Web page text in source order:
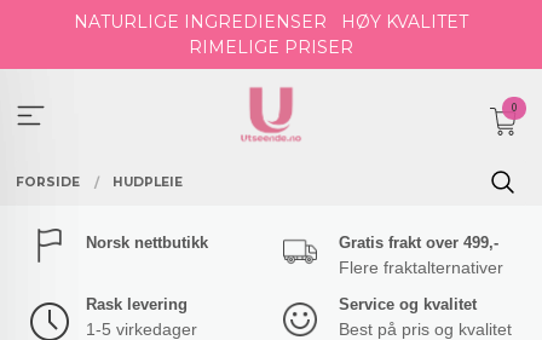
NATURLIGE INGREDIENSER
HØY KVALITET
RIMELIGE PRISER
0
FORSIDE HUDPLEIE
Norsk nettbutikk Gratis frakt over 499,-
Flere fraktalternativer
Rask levering
1-5 virkedager
Service og kvalitet
Best på pris og kvalitet